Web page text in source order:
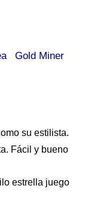
su estilista.
Fácil y bueno
estrella juego
Gold Miner